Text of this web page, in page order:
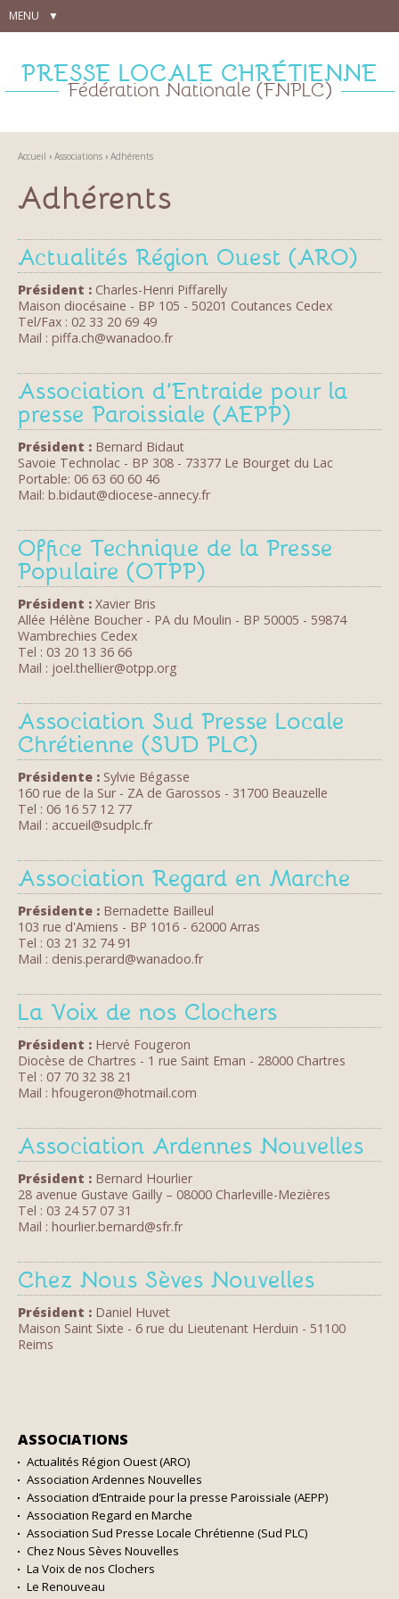
MENU
contenu.
navigation
personnels
PRESSE LOCALE CHRÉTIENNE
Fédération Nationale (FNPLC)
Accueil › Associations › Adhérents
NAVIGATION
ASSOCIATIONS
Actualités Région Ouest (ARO)
Association Ardennes Nouvelles
Association d’Entraide pour la presse Paroissiale (AEPP)
Association Regard en Marche
Association Sud Presse Locale Chrétienne (Sud PLC)
Chez Nous Sèves Nouvelles
La Voix de nos Clochers
Le Renouveau
Adhérents
Actualités Région Ouest (ARO)
Président : Charles-Henri Piffarelly
Maison diocésaine - BP 105 - 50201 Coutances Cedex
Tel/Fax : 02 33 20 69 49
Mail : piffa.ch@wanadoo.fr
Association d’Entraide pour la
presse Paroissiale (AEPP)
Président : Bernard Bidaut
Savoie Technolac - BP 308 - 73377 Le Bourget du Lac
Portable: 06 63 60 60 46
Mail: b.bidaut@diocese-annecy.fr
Office Technique de la Presse
Populaire (OTPP)
Président : Xavier Bris
Allée Hélène Boucher - PA du Moulin - BP 50005 - 59874
Wambrechies Cedex
Tel : 03 20 13 36 66
Mail : joel.thellier@otpp.org
Association Sud Presse Locale
Chrétienne (SUD PLC)
Présidente : Sylvie Bégasse
160 rue de la Sur - ZA de Garossos - 31700 Beauzelle
Tel : 06 16 57 12 77
Mail : accueil@sudplc.fr
Association Regard en Marche
Présidente : Bernadette Bailleul
103 rue d'Amiens - BP 1016 - 62000 Arras
Tel : 03 21 32 74 91
Mail : denis.perard@wanadoo.fr
La Voix de nos Clochers
Président : Hervé Fougeron
Diocèse de Chartres - 1 rue Saint Eman - 28000 Chartres
Tel : 07 70 32 38 21
Mail : hfougeron@hotmail.com
Association Ardennes Nouvelles
Président : Bernard Hourlier
28 avenue Gustave Gailly – 08000 Charleville-Mezières
Tel : 03 24 57 07 31
Mail : hourlier.bernard@sfr.fr
Chez Nous Sèves Nouvelles
Président : Daniel Huvet
Maison Saint Sixte - 6 rue du Lieutenant Herduin - 51100
Reims